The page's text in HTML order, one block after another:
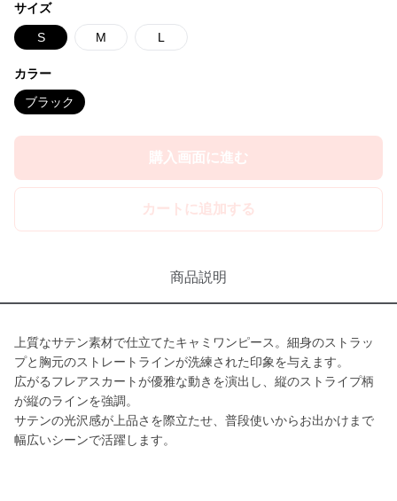
サイズ
S M L
カラー
ブラック
購入画面に進む
カートに追加する
商品説明
上質なサテン素材で仕立てたキャミワンピース。細身のストラッ
プと胸元のストレートラインが洗練された印象を与えます。
広がるフレアスカートが優雅な動きを演出し、縦のストライプ柄
が縦のラインを強調。
サテンの光沢感が上品さを際立たせ、普段使いからお出かけまで
幅広いシーンで活躍します。